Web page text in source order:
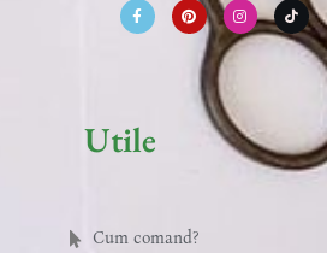
c
e
b
n
t
e
s
t
a
k
t
o
Utile
Cum comand?